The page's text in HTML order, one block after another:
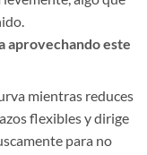
aprovechando este
mientras reduces
flexibles y dirige
para no